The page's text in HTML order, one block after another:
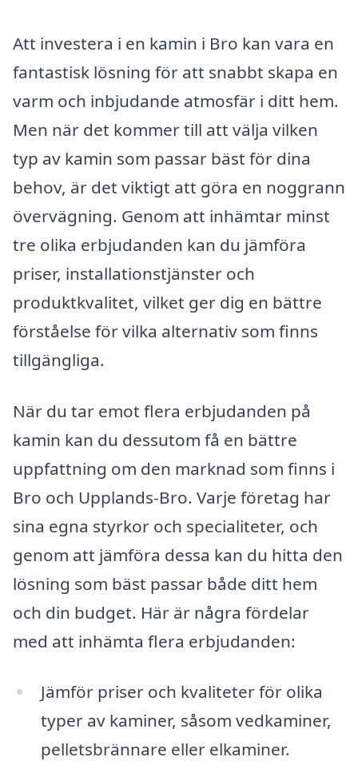
Att investera i en kamin i Bro kan vara en
fantastisk lösning för att snabbt skapa en
varm och inbjudande atmosfär i ditt hem.
Men när det kommer till att välja vilken
typ av kamin som passar bäst för dina
behov, är det viktigt att göra en noggrann
övervägning. Genom att inhämtar minst
tre olika erbjudanden kan du jämföra
priser, installationstjänster och
produktkvalitet, vilket ger dig en bättre
förståelse för vilka alternativ som finns
tillgängliga.
När du tar emot flera erbjudanden på
kamin kan du dessutom få en bättre
uppfattning om den marknad som finns i
Bro och Upplands-Bro. Varje företag har
sina egna styrkor och specialiteter, och
genom att jämföra dessa kan du hitta den
lösning som bäst passar både ditt hem
och din budget. Här är några fördelar
med att inhämta flera erbjudanden:
Jämför priser och kvaliteter för olika
typer av kaminer, såsom vedkaminer,
pelletsbrännare eller elkaminer.